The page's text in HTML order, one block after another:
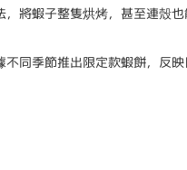
，將蝦子整隻烘烤，甚至連殼
不同季節推出限定款蝦餅，反